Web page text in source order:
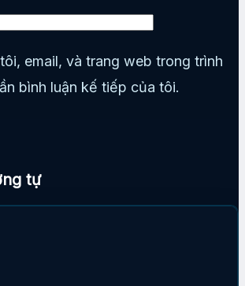
email, và trang web trong trình
bình luận kế tiếp của tôi.
tự